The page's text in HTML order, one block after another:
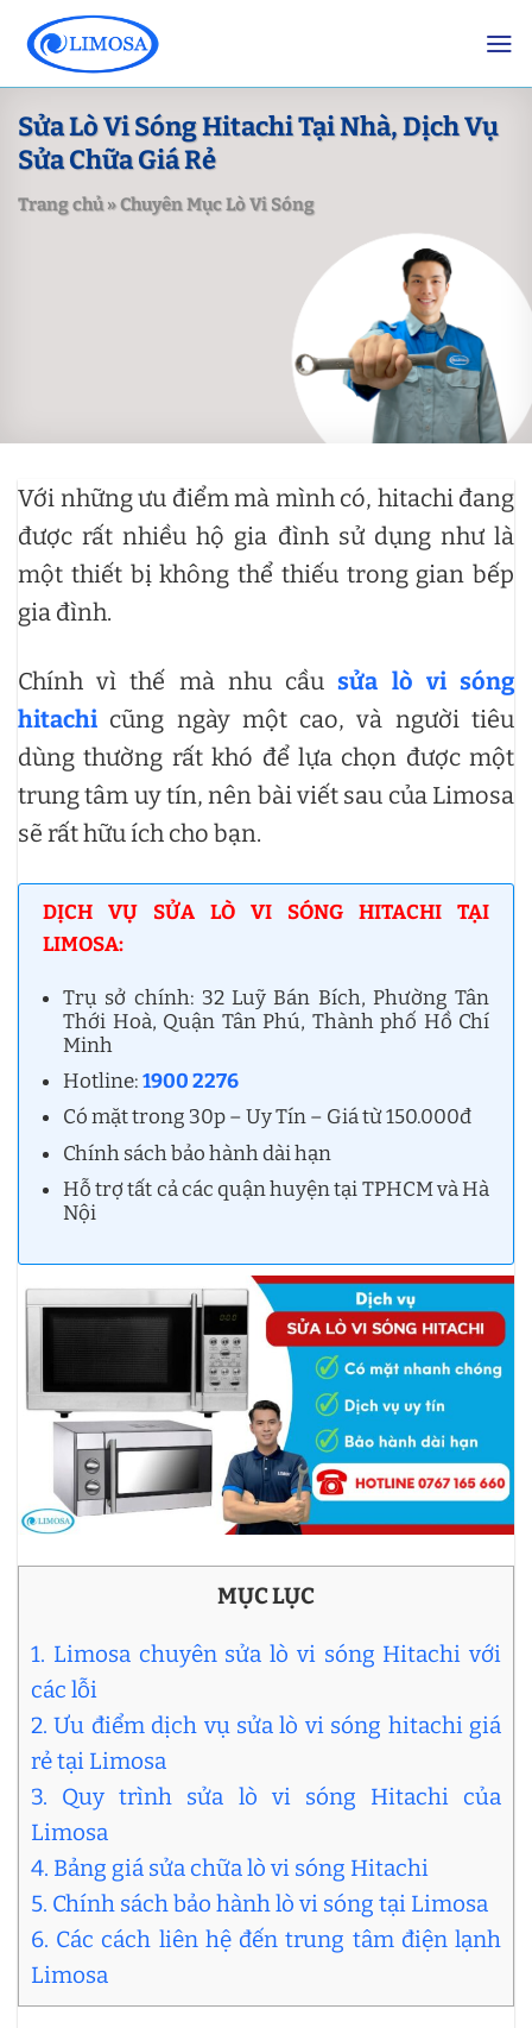
content
Sửa Lò Vi Sóng Hitachi Tại Nhà, Dịch Vụ
Sửa Chữa Giá Rẻ
Trang chủ»Chuyên Mục Lò Vi Sóng
Với những ưu điểm mà mình có, hitachi đang
được rất nhiều hộ gia đình sử dụng như là
một thiết bị không thể thiếu trong gian bếp
gia đình.
Chính vì thế mà nhu cầusửa lò vi sóng
hitachi cũng ngày một cao, và người tiêu
dùng thường rất khó để lựa chọn được một
trung tâm uy tín, nên bài viết sau của Limosa
sẽ rất hữu ích cho bạn.
DỊCH VỤ SỬA LÒ VI SÓNG HITACHI TẠI
LIMOSA:
Trụ sở chính: 32 Luỹ Bán Bích, Phường Tân
Thới Hoà, Quận Tân Phú, Thành phố Hồ Chí
Minh
Hotline:1900 2276
Có mặt trong 30p – Uy Tín – Giá từ 150.000đ
Chính sách bảo hành dài hạn
Hỗ trợ tất cả các quận huyện tại TPHCM và Hà
Nội
MỤC LỤC
1. Limosa chuyên sửa lò vi sóng Hitachi với
các lỗi
2. Ưu điểm dịch vụ sửa lò vi sóng hitachi giá
rẻ tại Limosa
3. Quy trình sửa lò vi sóng Hitachi của
Limosa
4. Bảng giá sửa chữa lò vi sóng Hitachi
5. Chính sách bảo hành lò vi sóng tại Limosa
6. Các cách liên hệ đến trung tâm điện lạnh
Limosa